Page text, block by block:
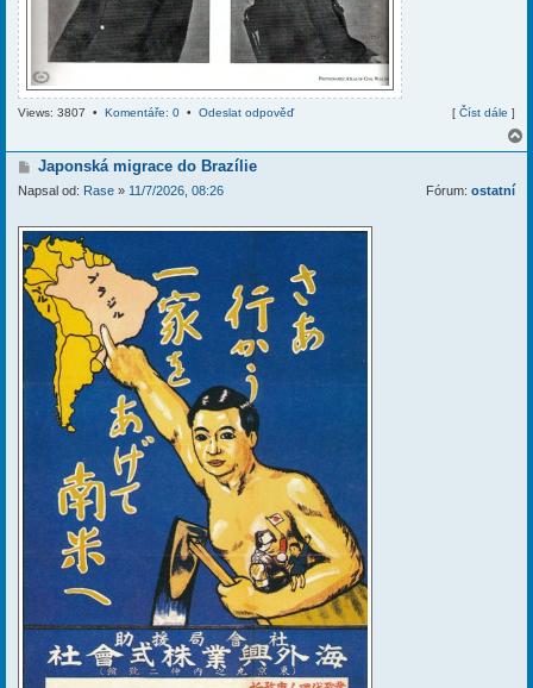
Views: 3807 • Komentáře: 0 • Odeslat odpověď [ Číst dále ]
a
P
í
p
ě
v
e
k
Japonská migrace do Brazílie
Napsal od: Rase » 11/7/2026, 08:26 Fórum: ostatní